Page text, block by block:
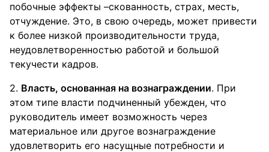
побочные эффекты –скованность, страх, месть,
отчуждение. Это, в свою очередь, может привести
к более низкой производительности труда,
неудовлетворенностью работой и большой
текучести кадров.
2. Власть, основанная на вознаграждении. При
этом типе власти подчиненный убежден, что
руководитель имеет возможность через
материальное или другое вознаграждение
удовлетворить его насущные потребности и